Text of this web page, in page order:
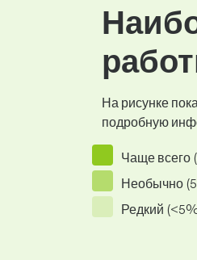
На рисунке
подробную
Чаще всего
Необычно
Редкий